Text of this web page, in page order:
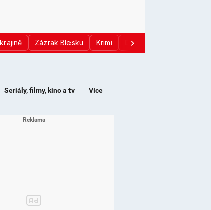
Zázrak Blesku Krimi Donald Trump
Seriály, filmy, kino a tv Více